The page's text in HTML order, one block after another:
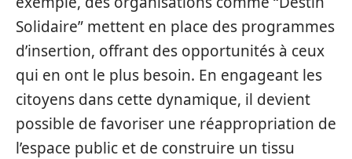
Solidaire” mettent en place des programmes
d’insertion, offrant des opportunités à ceux
qui en ont le plus besoin. En engageant les
citoyens dans cette dynamique, il devient
possible de favoriser une réappropriation de
l’espace public et de construire un tissu